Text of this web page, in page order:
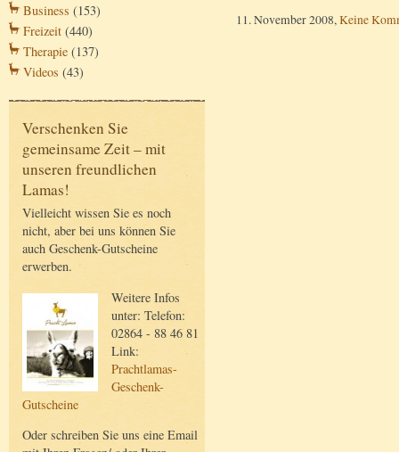
Business (153)
Freizeit (440)
Therapie (137)
Videos (43)
Verschenken Sie
gemeinsame Zeit – mit
unseren freundlichen
Lamas!
Vielleicht wissen Sie es noch
nicht, aber bei uns können Sie
auch Geschenk-Gutscheine
erwerben.
Weitere Infos
unter: Telefon:
02864 - 88 46 81
Link:
Prachtlamas-
Geschenk-
Gutscheine
Oder schreiben Sie uns eine Email
11. November 2008, Keine